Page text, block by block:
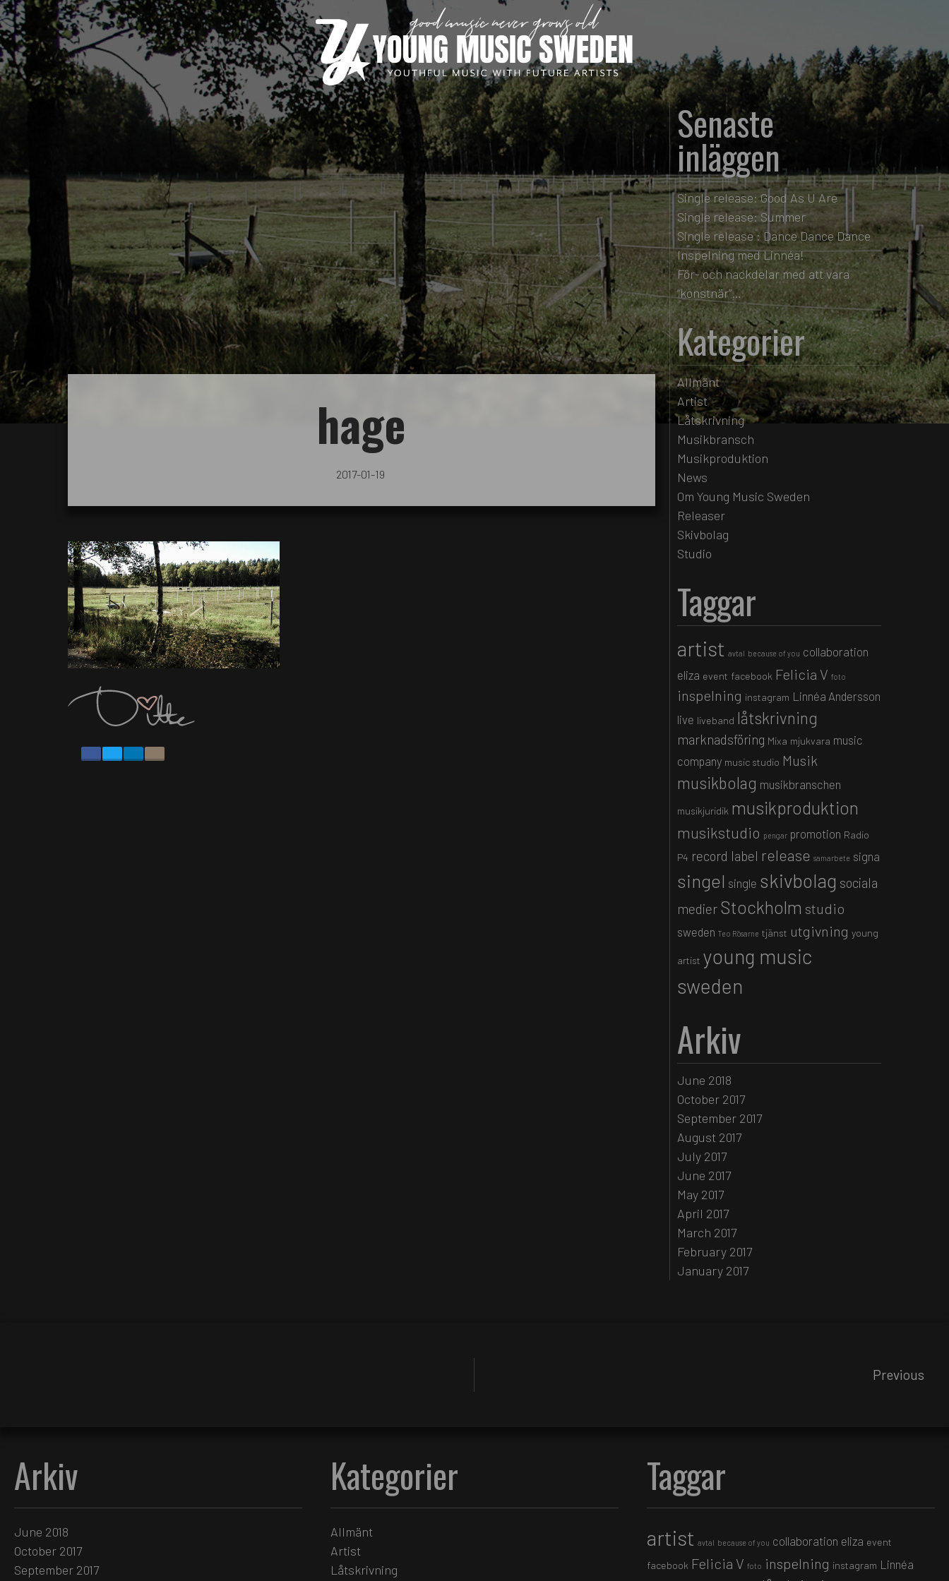
hage
2017-01-19
Senaste
inläggen
Single release: Good As U Are
Single release: Summer
Single release : Dance Dance Dance
Inspelning med Linnéa!
För- och nackdelar med att vara
“konstnär”…
Kategorier
Allmänt
Artist
Låtskrivning
Musikbransch
Musikproduktion
News
Om Young Music Sweden
Releaser
Skivbolag
Studio
Taggar
artist avtal because of you collaboration
eliza event facebook Felicia V foto
inspelning instagram Linnéa Andersson
live liveband låtskrivning
marknadsföring Mixa mjukvara music
company music studio Musik
musikbolag musikbranschen
musikjuridik musikproduktion
musikstudio pengar promotion Radio
P4 record label release samarbete signa
singel single skivbolag sociala
medier Stockholm studio
sweden Teo Rösarne tjänst utgivning young
artist young music
sweden
Arkiv
June 2018
October 2017
September 2017
August 2017
July 2017
June 2017
May 2017
April 2017
March 2017
February 2017
January 2017
Previous
Arkiv
June 2018
October 2017
September 2017
Kategorier
Allmänt
Artist
Låtskrivning
Taggar
artist avtal because of you collaboration eliza event
facebook Felicia V foto inspelning instagram Linnéa